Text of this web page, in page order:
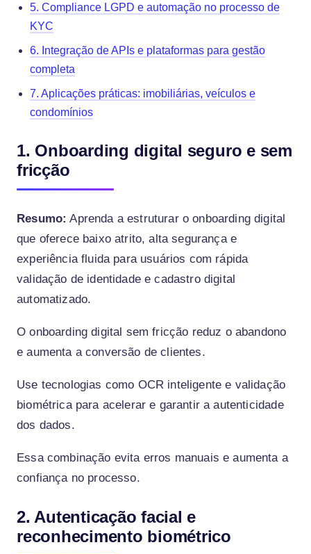
5. Compliance LGPD e automação no processo de
KYC
6. Integração de APIs e plataformas para gestão
completa
7. Aplicações práticas: imobiliárias, veículos e
condomínios
1. Onboarding digital seguro e sem
fricção
Resumo: Aprenda a estruturar o onboarding digital
que oferece baixo atrito, alta segurança e
experiência fluida para usuários com rápida
validação de identidade e cadastro digital
automatizado.
O onboarding digital sem fricção reduz o abandono
e aumenta a conversão de clientes.
Use tecnologias como OCR inteligente e validação
biométrica para acelerar e garantir a autenticidade
dos dados.
Essa combinação evita erros manuais e aumenta a
confiança no processo.
2. Autenticação facial e
reconhecimento biométrico